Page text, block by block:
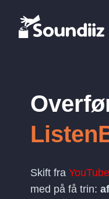
Skift fra YouTube
med på få trin: